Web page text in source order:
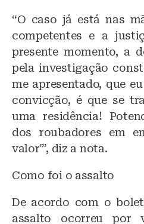
“O caso já está nas
competentes e a
presente momento, a
pela investigação
me apresentado, que
convicção, é que se
uma residência!
dos roubadores em
valor'”, diz a nota.
Como foi o assalto
De acordo com o
assalto ocorreu por